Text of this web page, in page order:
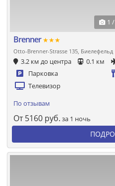
1
Brenner★★★
Otto-Brenner-Strasse 135, Биелефельд
3.2 км до центра 0.1 км
Парковка
Телевизор
По отзывам
От 5160 руб. за 1 ночь